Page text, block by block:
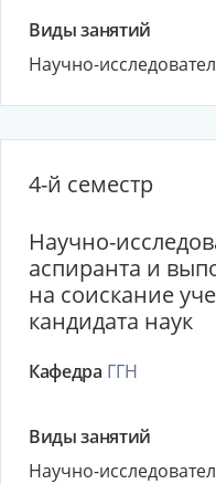
Виды занятий
Научно-
4-й семестр
Научно-
аспиранта и
на соискание
кандидата наук
Кафедра ГГН
Виды занятий
Научно-